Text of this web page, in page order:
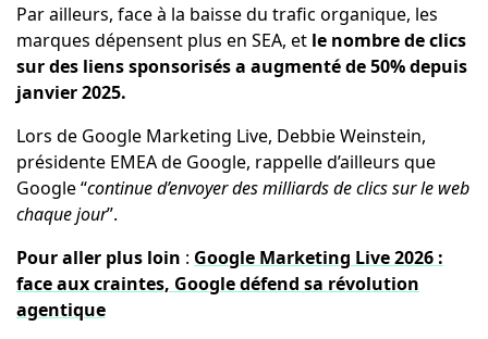
Par ailleurs, face à la baisse du trafic organique, les
marques dépensent plus en SEA, et le nombre de clics
sur des liens sponsorisés a augmenté de 50% depuis
janvier 2025.
Lors de Google Marketing Live, Debbie Weinstein,
présidente EMEA de Google, rappelle d’ailleurs que
Google “continue d’envoyer des milliards de clics sur le web
chaque jour”.
Pour aller plus loin : Google Marketing Live 2026 :
face aux craintes, Google défend sa révolution
agentique